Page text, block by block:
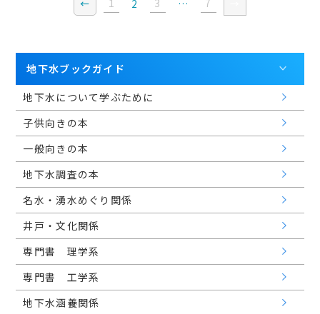
← 1 2 3 … 7
地下水ブックガイド
地下水について学ぶために
子供向きの本
一般向きの本
地下水調査の本
名水・湧水めぐり関係
井戸・文化関係
専門書 理学系
専門書 工学系
地下水涵養関係